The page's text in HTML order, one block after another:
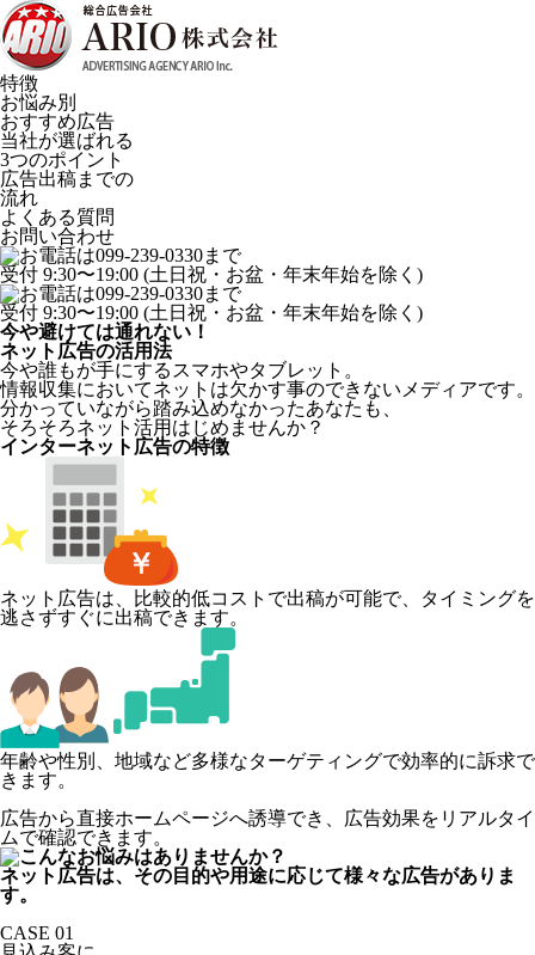
特徴
お悩み別
おすすめ広告
当社が選ばれる
3つのポイント
広告出稿までの
流れ
よくある質問
お問い合わせ
受付 9:30〜19:00 (土日祝・お盆・年末年始を除く)
受付 9:30〜19:00 (土日祝・お盆・年末年始を除く)
今や避けては通れない！
ネット広告の活用法
今や誰もが手にするスマホやタブレット。
情報収集においてネットは欠かす事のできないメディアです。
分かっていながら踏み込めなかったあなたも、
そろそろネット活用はじめませんか？
インターネット広告の特徴
ネット広告は、比較的低コストで出稿が可能で、タイミングを
逃さずすぐに出稿できます。
年齢や性別、地域など多様なターゲティングで効率的に訴求で
きます。
広告から直接ホームページへ誘導でき、広告効果をリアルタイ
ムで確認できます。
ネット広告は、その目的や用途に応じて様々な広告がありま
す。
CASE 01